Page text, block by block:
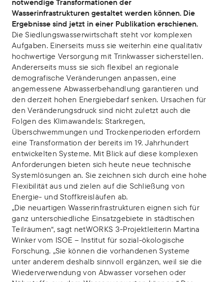
notwendige Transformationen der
Wasserinfrastrukturen gestaltet werden können. Die
Ergebnisse sind jetzt in einer Publikation erschienen.
Die Siedlungswasserwirtschaft steht vor komplexen
Aufgaben. Einerseits muss sie weiterhin eine qualitativ
hochwertige Versorgung mit Trinkwasser sicherstellen.
Andererseits muss sie sich flexibel an regionale
demografische Veränderungen anpassen, eine
angemessene Abwasserbehandlung garantieren und
den derzeit hohen Energiebedarf senken. Ursachen für
den Veränderungsdruck sind nicht zuletzt auch die
Folgen des Klimawandels: Starkregen,
Überschwemmungen und Trockenperioden erfordern
eine Transformation der bereits im 19. Jahrhundert
entwickelten Systeme. Mit Blick auf diese komplexen
Anforderungen bieten sich heute neue technische
Systemlösungen an. Sie zeichnen sich durch eine hohe
Flexibilität aus und zielen auf die Schließung von
Energie- und Stoffkreisläufen ab.
„Die neuartigen Wasserinfrastrukturen eignen sich für
ganz unterschiedliche Einsatzgebiete in städtischen
Teilräumen“, sagt netWORKS 3-Projektleiterin Martina
Winker vom ISOE – Institut für sozial-ökologische
Forschung. „Sie können die vorhandenen Systeme
unter anderem deshalb sinnvoll ergänzen, weil sie die
Wiederverwendung von Abwasser vorsehen oder